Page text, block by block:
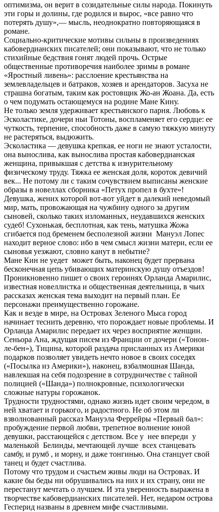
оптимизма, он верит в созидательные силы народа. Покинуть
эти горы и долины, где родился и вырос, «все равно что
потерять душу»,— мысль, неоднократно повторяющаяся в
романе.
Социально-критические мотивы сильны в произведениях
кабовердианских писателей; они показывают, что не только
стихийные бедствия гонят людей прочь. Острые
общественные противоречия наиболее зримы в романе
«Яростный ливень»: расслоение крестьянства на
землевладельцев и батраков, хозяев и арендаторов. Засуха не
страшна богатым, таким как ростовщик Жо-ан Жоана. Да, есть
о чем подумать остающемуся на родине Мане Кину.
Не только земля удерживает крестьянского парня. Любовь к
Эсколастике, дочери ньи Тотоны, воспламеняет его сердце: ее
чуткость, терпение, способность даже в самую тяжкую минуту
не растеряться, выдюжить.
Эсколастика — девушка крепкая, ее ноги не знают усталости,
она вынослива, как вынослива простая кабовердианская
женщина, привыкшая с детства к изнурительному
физическому труду. Тяжка ее женская доля, короток девичий
век... Не потому ли с таким сочувствием выписаны женские
образы в новеллах сборника «Петух пропел в бухте»!
Девушка, жених которой вот-вот уйдет в далекий неведомый
мир, мать, провожающая на чужбину одного за другим
сыновей, сколько таких изломанных, неудавшихся женских
судеб! Сухонькая, бесплотная, как тень, матушка Жожа
сгибается под бременем бесполезной жизни Мануэл Лопес
находит верное слово: ибо в чем смысл жизни матери, если ее
сыновья уезжают, словно канут в небытие?
Мане Кин не уедет может быть, наконец будет прервана
бесконечная цепь убивающих материнскую душу отъездов!
Проникновенно пишет о своих героинях Орланда Амарилис,
известная новеллистка и общественная деятельница, в чьих
рассказах женская тема выходит на первый план. Ее
персонажи преимущественно горожане.
Как и везде в мире, на Островах Зеленого Мыса город
начинает теснить деревню, что порождает новые проблемы. И
Орланда Амарилис передает их через восприятие женщин.
Сеньора Ана, ждущая писем из Франции от дочери («Тонон-
ле-бен»), Тицина, которой раздача присланных из Америки
подарков позволяет увидеть нечто новое в своих соседях
(«Посылка из Америки»), наконец, взбалмошная Шанда,
навлекшая на себя подозрение в сотрудничестве с тайной
полицией («Шанда») полнокровные, психологически
сложные натуры горожанок.
Трудности трудностями, однако жизнь идет своим чередом, в
ней хватает и горького, и радостного. Не об этом ли
взволнованный рассказ Мануэла Феррейры «Первый бал»:
пробуждение первой любви, трепетное волнение юной
девушки, расстающейся с детством. Все у нее впереди у
маленькой Белинды, мечтающей лучше всех станцевать
самбу, и румб , и морну, и даже тонгинью. Она станцует свой
танец и будет счастлива.
Потому что трудом и счастьем живы люди на Островах. И
какие бы беды ни обрушивались на них и их страну, они не
перестанут мечтать о лучшем. И эта уверенность выражена в
творчестве кабовердианских писателей. Нет, недаром острова
Гесперид названы в древнем мифе счастливыми.